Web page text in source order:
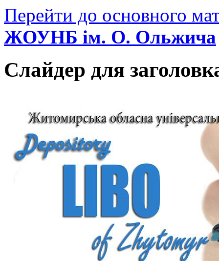
Перейти до основного
ЖОУНБ ім. О. Ольжича
Слайдер для